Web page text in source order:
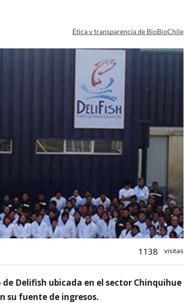
Ética y transparencia de BioBioChile
1138 visitas
Delifish ubicada en el sector Chinquihue
su fuente de ingresos.